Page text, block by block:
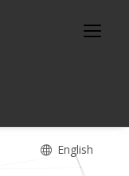
English